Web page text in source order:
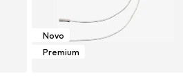
Novo
Premium